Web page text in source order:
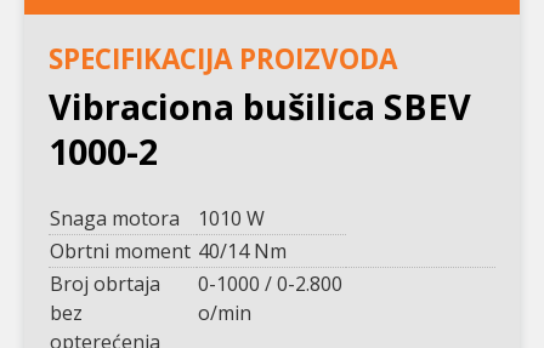
SPECIFIKACIJA PROIZVODA
Vibraciona bušilica SBEV
1000-2
Snaga motora
1010 W
Obrtni moment 40/14 Nm
Broj obrtaja
bez
opterećenja
0-1000 / 0-2.800
o/min